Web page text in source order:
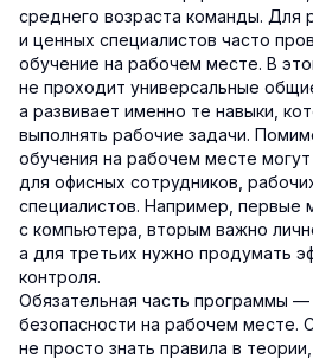
среднего возраста команды. Для
и ценных специалистов часто
обучение на рабочем месте. В
не проходит универсальные
а развивает именно те навыки,
выполнять рабочие задачи.
обучения на рабочем месте могут
для офисных сотрудников,
специалистов. Например, первые
с компьютера, вторым важно
а для третьих нужно продумать
контроля.
Обязательная часть программы —
безопасности на рабочем месте.
не просто знать правила в